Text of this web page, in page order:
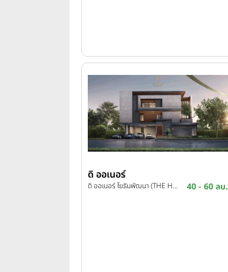
ดิ ออเนอร์
ดิ ออเนอร์ โยธินพัฒนา (THE HONOR Yothinpattana) 40 - 60 ลบ.